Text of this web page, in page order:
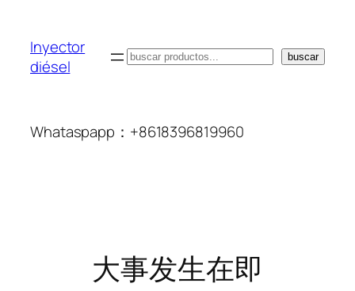
Inyector
diésel
搜
buscar
Whataspapp：+8618396819960
大事发生在即